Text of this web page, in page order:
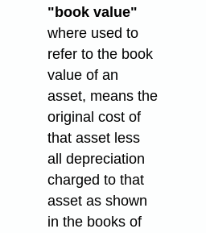
"book value"
where used to
refer to the book
value of an
asset, means the
original cost of
that asset less
all depreciation
charged to that
asset as shown
in the books of